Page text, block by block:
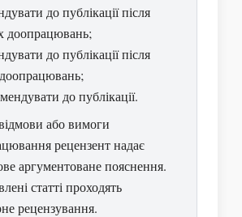
до публікації після
доопрацювань;
до публікації після
до публікації.
або вимоги
рецензент надає
аргументоване пояснення.
статті проходять
рецензування.